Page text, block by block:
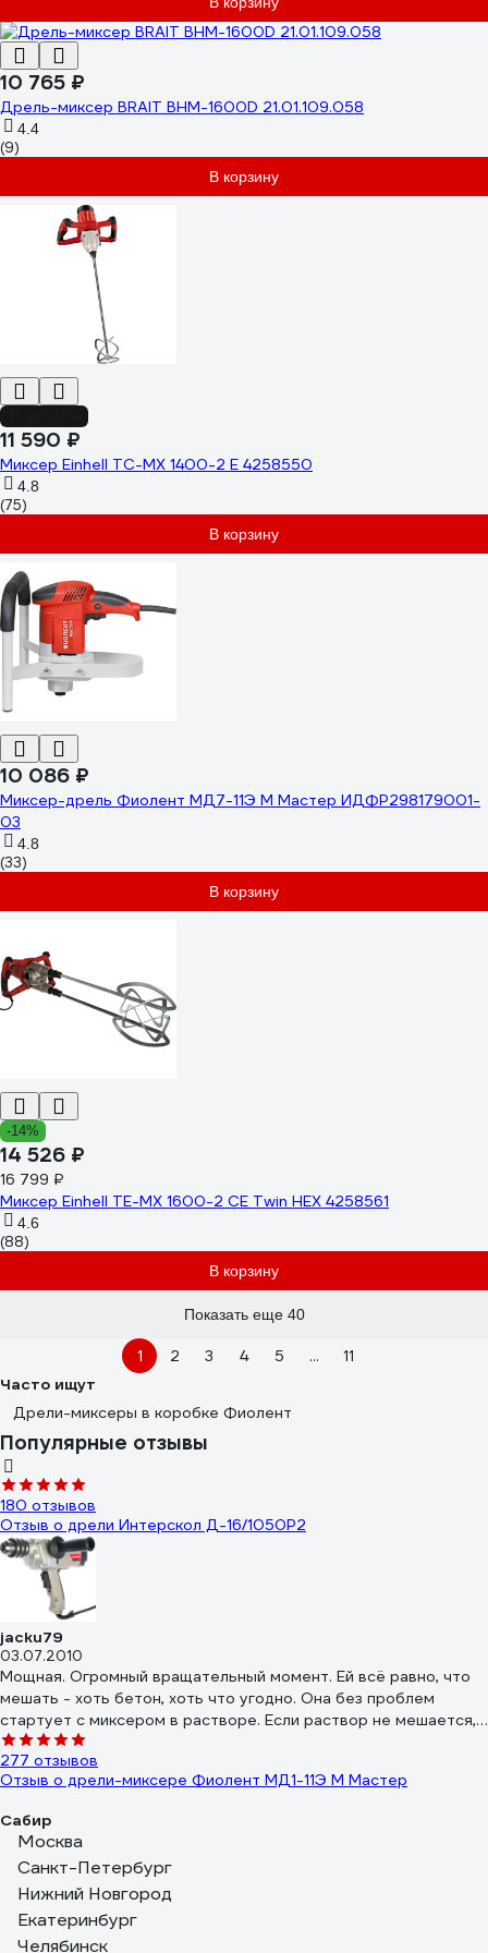
10 765 ₽
Дрель-миксер BRAIT BHM-1600D 21.01.109.058
4.4
(9)
В корзину
11 590 ₽
Миксер Einhell TC-MX 1400-2 E 4258550
4.8
(75)
В корзину
10 086 ₽
Миксер-дрель Фиолент МД7-11Э М Мастер ИДФР298179001-
03
4.8
(33)
В корзину
-14%
14 526 ₽
16 799 ₽
Миксер Einhell TE-MX 1600-2 CE Twin HEX 4258561
4.6
(88)
В корзину
Показать еще 40
1 2 3 4 5 ...
11
Часто ищут
Дрели-миксеры в коробке Фиолент
Популярные отзывы
180 отзывов
Отзыв о дрели Интерскол Д-16/1050Р2
jacku79
03.07.2010
Мощная. Огромный вращательный момент. Ей всё равно, что
мешать - хоть бетон, хоть что угодно. Она без проблем
стартует с миксером в растворе. Если раствор не мешается,
она раскрутит всё ведро. Эргономичная. Основательная и
надёжная механика и двигло. Реверс.
277 отзывов
Отзыв о дрели-миксере Фиолент МД1-11Э М Мастер
Сабир
11.10.2023
Я приобрел два миксера Фиолент Мастер МД1-11Э М (заказы
№1911-200100-07188 выдан 01.11.2019 и №2005-200104-
92156 выдан 29.05.2020) Как миксер – очень неплох,
особенно учитывая соотношение цена-качество на момент
покупки. Может замешивать 50 кг раствора в ведре,
1040 отзывов
Москва
Санкт-Петербург
Нижний Новгород
Екатеринбург
Челябинск